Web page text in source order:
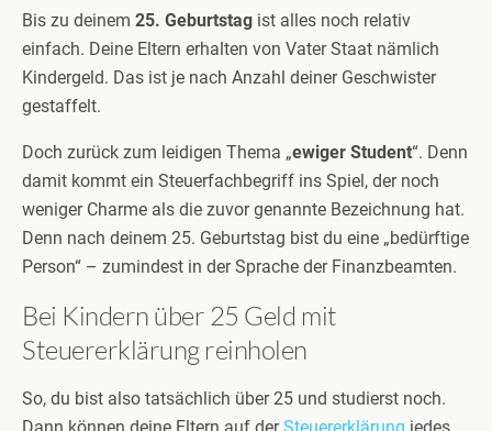
Bis zu deinem 25. Geburtstag ist alles noch relativ
einfach. Deine Eltern erhalten von Vater Staat nämlich
Kindergeld. Das ist je nach Anzahl deiner Geschwister
gestaffelt.
Doch zurück zum leidigen Thema „ewiger Student“. Denn
damit kommt ein Steuerfachbegriff ins Spiel, der noch
weniger Charme als die zuvor genannte Bezeichnung hat.
Denn nach deinem 25. Geburtstag bist du eine „bedürftige
Person“ – zumindest in der Sprache der Finanzbeamten.
Bei Kindern über 25 Geld mit
Steuererklärung reinholen
So, du bist also tatsächlich über 25 und studierst noch.